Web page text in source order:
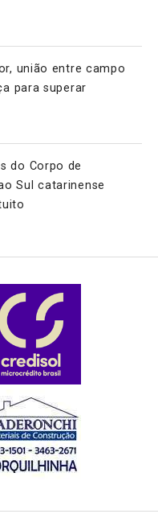
união entre campo
para superar
do Corpo de
Sul catarinense